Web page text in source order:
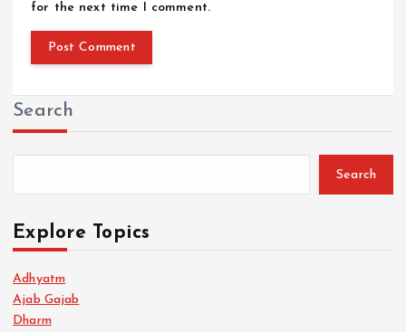
for the next time I comment.
Search
Search
Explore Topics
Adhyatm
Ajab Gajab
Dharm